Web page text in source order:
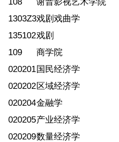
1303Z3戏剧戏曲学
135102戏剧
109
商学院
020201国民经济学
020202区域经济学
020204金融学
020205产业经济学
020209数量经济学